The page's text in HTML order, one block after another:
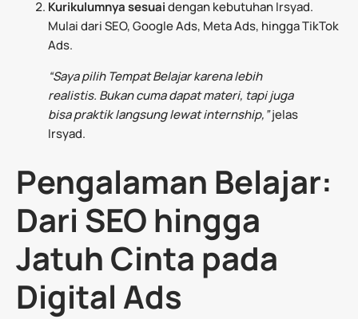
Kurikulumnya sesuaidengan kebutuhan Irsyad.
Mulai dari SEO, Google Ads, Meta Ads, hingga TikTok
Ads.
“Saya pilih Tempat Belajar karena lebih
realistis. Bukan cuma dapat materi, tapi juga
bisa praktik langsung lewat internship,”jelas
Irsyad.
Pengalaman Belajar:
Dari SEO hingga
Jatuh Cinta pada
Digital Ads